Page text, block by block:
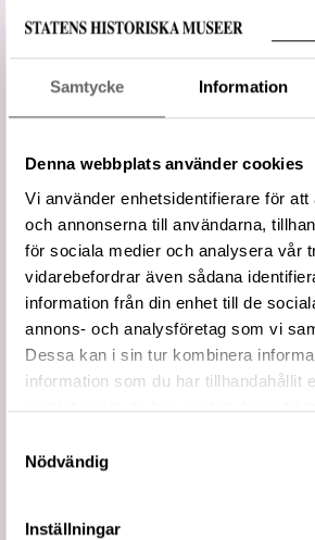
Samtycke Information
Denna webbplats använder cookies
Vi använder enhetsidentifierare för att
och annonserna till användarna,
för sociala medier och analysera vår
vidarebefordrar även sådana
information från din enhet till de
annons- och analysföretag som vi
Dessa kan i sin tur kombinera
information som du har tillhandahållit
Nödvändig
Inställningar
Bronsålder period VI
Vidare
Yngre bronsålder
Period
700 f.Kr. – 500 f.Kr.
Externa
källor
Bronsålder period VI på
Bronsålder period VI på
Relaterade
föremål
Visa 637 relaterade
URI
https://
800C-4EC2-946D-
All textinformation (metadata) på